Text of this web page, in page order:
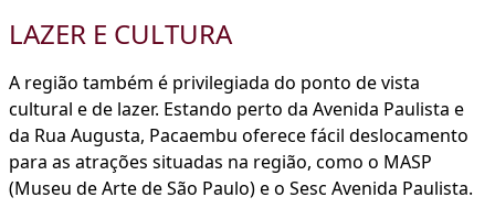
LAZER E CULTURA
A região também é privilegiada do ponto de vista
cultural e de lazer. Estando perto da Avenida Paulista e
da Rua Augusta, Pacaembu oferece fácil deslocamento
para as atrações situadas na região, como o MASP
(Museu de Arte de São Paulo) e o Sesc Avenida Paulista.